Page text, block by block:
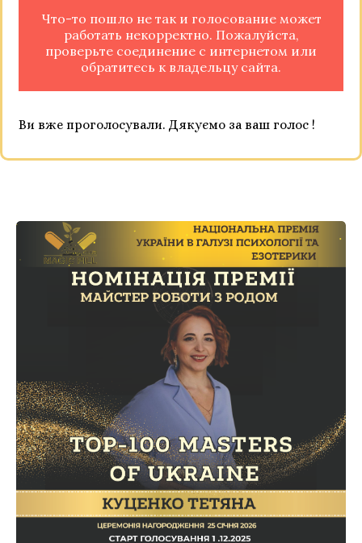
Что-то пошло не так и голосование может
работать некорректно. Пожалуйста,
проверьте соединение с интернетом или
обратитесь к владельцу сайта.
Ви вже проголосували. Дякуємо за ваш голос !